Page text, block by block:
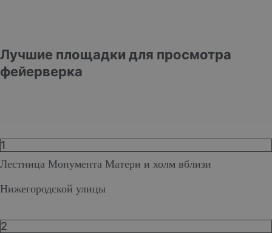
Лучшие площадки для просмотра
фейерверка
1
Лестница Монумента Матери и холм вблизи
Нижегородской улицы
2